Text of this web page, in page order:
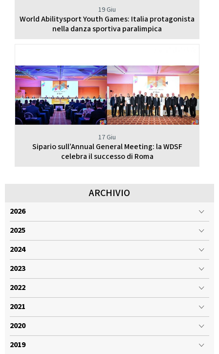
19 Giu
World Abilitysport Youth Games: Italia protagonista
nella danza sportiva paralimpica
17 Giu
Sipario sull’Annual General Meeting: la WDSF
celebra il successo di Roma
ARCHIVIO
2026
2025
2024
2023
2022
2021
2020
2019